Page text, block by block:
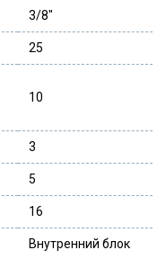
3/8″
25
10
3
5
16
Внутренний блок